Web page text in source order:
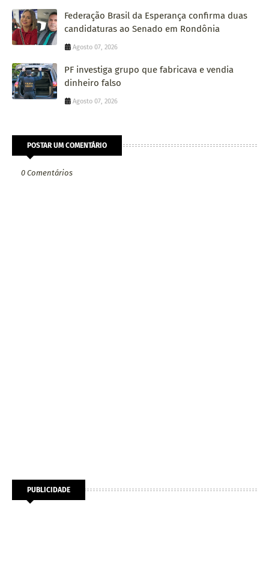
Federação Brasil da Esperança confirma duas
candidaturas ao Senado em Rondônia
Agosto 07, 2026
PF investiga grupo que fabricava e vendia
dinheiro falso
Agosto 07, 2026
POSTAR UM COMENTÁRIO
0 Comentários
PUBLICIDADE